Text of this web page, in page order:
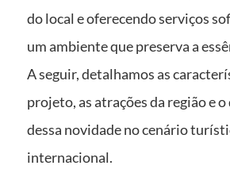
do local e oferecendo serviços
um ambiente que preserva a
A seguir, detalhamos as
projeto, as atrações da região e
dessa novidade no cenário
internacional.